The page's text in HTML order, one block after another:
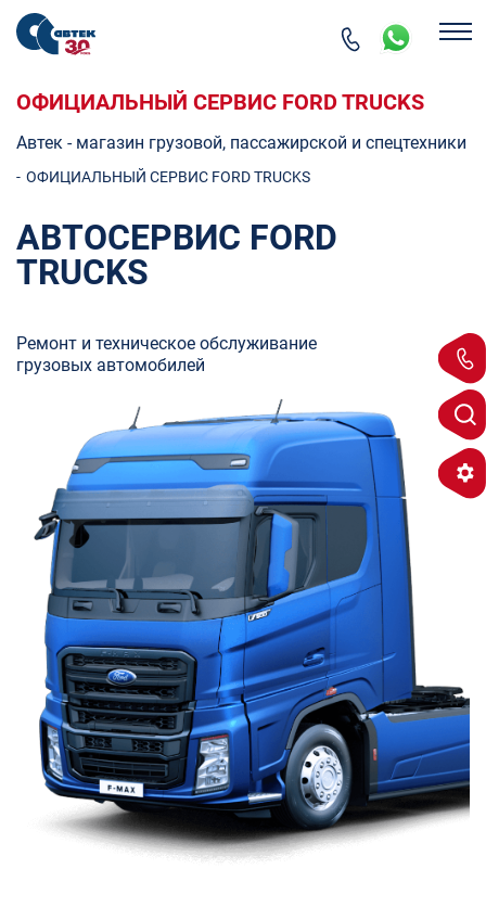
ОФИЦИАЛЬНЫЙ СЕРВИС FORD TRUCKS
Автек - магазин грузовой, пассажирской и спецтехники
- ОФИЦИАЛЬНЫЙ СЕРВИС FORD TRUCKS
АВТОСЕРВИС FORD
TRUCKS
Ремонт и техническое обслуживание
грузовых автомобилей